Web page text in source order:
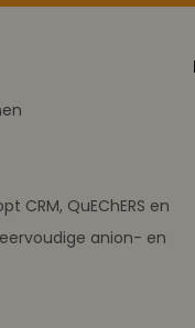
CRM, QuEChERS en
anion- en